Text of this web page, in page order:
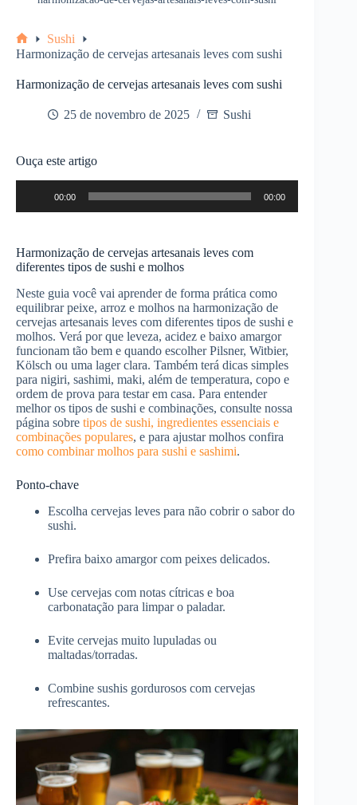
Home
Sushi
Harmonização de cervejas artesanais leves com sushi
Harmonização de cervejas artesanais leves com sushi
25 de novembro de 2025 Sushi
Ouça este artigo
áudio
00:00 00:00
Harmonização de cervejas artesanais leves com
diferentes tipos de sushi e molhos
Neste guia você vai aprender de forma prática como
equilibrar peixe, arroz e molhos na harmonização de
cervejas artesanais leves com diferentes tipos de sushi e
molhos. Verá por que leveza, acidez e baixo amargor
funcionam tão bem e quando escolher Pilsner, Witbier,
Kölsch ou uma lager clara. Também terá dicas simples
para nigiri, sashimi, maki, além de temperatura, copo e
ordem de prova para testar em casa. Para entender
melhor os tipos de sushi e combinações, consulte nossa
página sobre tipos de sushi, ingredientes essenciais e
combinações populares, e para ajustar molhos confira
como combinar molhos para sushi e sashimi.
Ponto-chave
Escolha cervejas leves para não cobrir o sabor do
sushi.
Prefira baixo amargor com peixes delicados.
Use cervejas com notas cítricas e boa
carbonatação para limpar o paladar.
Evite cervejas muito lupuladas ou
maltadas/torradas.
Combine sushis gordurosos com cervejas
refrescantes.